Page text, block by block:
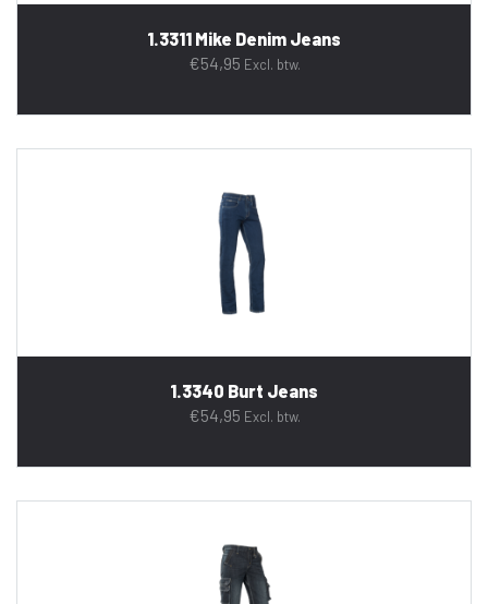
1.3311 Mike Denim Jeans
€54,95 Excl. btw.
1.3340 Burt Jeans
€54,95 Excl. btw.